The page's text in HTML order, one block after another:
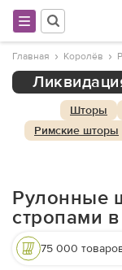
Главная Королёв
Шторы
Римские шторы
Рулонные
стропами
75 000